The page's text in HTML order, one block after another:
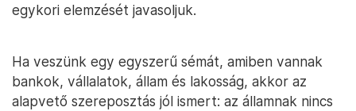
egykori elemzését javasoljuk.
Ha veszünk egy egyszerű sémát, amiben vannak
bankok, vállalatok, állam és lakosság, akkor az
alapvető szereposztás jól ismert: az államnak nincs